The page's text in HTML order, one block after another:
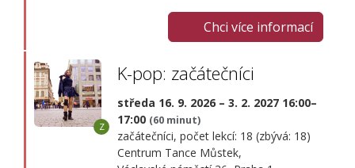
Chci více informací
K-pop: začátečníci
středa 16. 9. 2026 – 3. 2. 2027 16:00–
17:00 (60 minut)
začátečníci, počet lekcí: 18 (zbývá: 18)
Centrum Tance Můstek,